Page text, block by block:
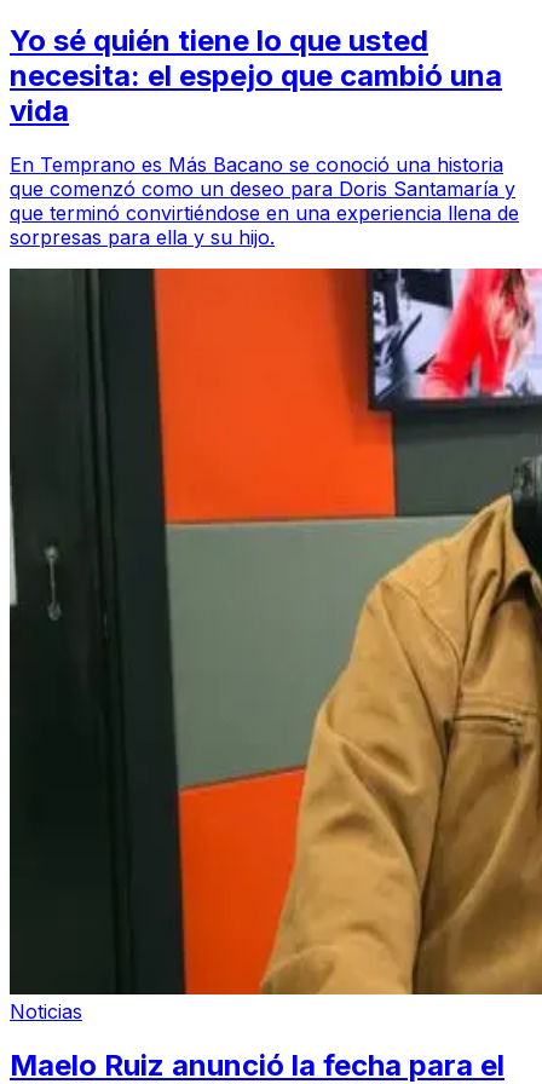
Yo sé quién tiene lo que usted
necesita: el espejo que cambió una
vida
En Temprano es Más Bacano se conoció una historia
que comenzó como un deseo para Doris Santamaría y
que terminó convirtiéndose en una experiencia llena de
sorpresas para ella y su hijo.
Noticias
Maelo Ruiz anunció la fecha para el